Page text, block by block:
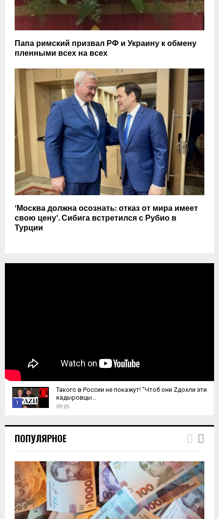
Папа римский призвал РФ и Украину к обмену
пленными всех на всех
‘Москва должна осознать: отказ от мира имеет
свою цену’. Сибига встретился с Рубио в
Турции
1
h
u
a
y
Такого в России не покажут! "Чтоб они Zдохли эти
кадыровцы...
09:05
ПОПУЛЯРНОЕ